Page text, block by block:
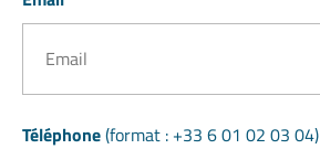
Téléphone(format : +33 6 01 02 03 04)